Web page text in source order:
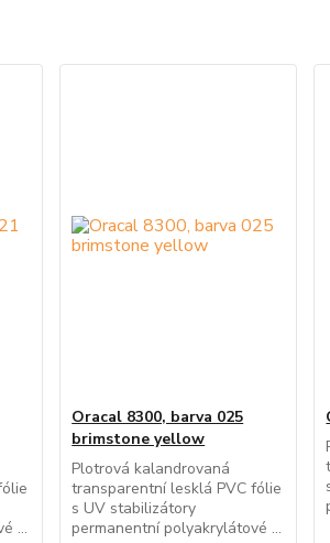
...
Oracal 8300, barva 025
brimstone yellow
Plotrová kalandrovaná
transparentní lesklá PVC fólie
s UV stabilizátory
permanentní polyakrylátové ...